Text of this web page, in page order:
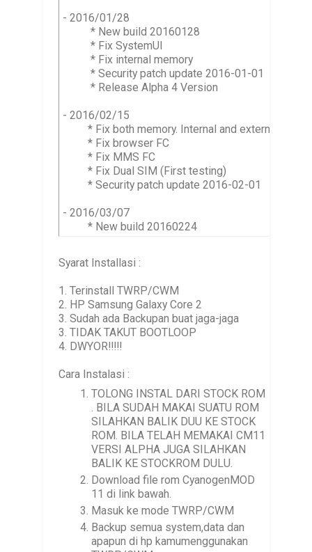
- 2016/01/28
          * New build 20160128
          * Fix SystemUI
          * Fix internal memory
          * Security patch update 2016-01-01
          * Release Alpha 4 Version
- 2016/02/15
         * Fix both memory. Internal and external
         * Fix browser FC
         * Fix MMS FC
         * Fix Dual SIM (First testing)
         * Security patch update 2016-02-01
- 2016/03/07
         * New build 20160224
* Fix Bluetooth 50% . Can turn on but can't to
* Add some features,. System anymations,
IME animations,Scrolling animations,Toast
           Custom recent (Slim ft stock)
         * Fix inbuilt supersu
         * Release Alpha 6 Version
- 2016/04/02
        * New build 20160402
        * Fully fix sound
        * Fully fix bluetooth
        * Fix video playing.
MUST use third apps like
        * Fix microphone
        * Fix sound record
        * Fix both data connections. SIM1 and SIM2
* Exposed compatible (My tester tested
        * Fix MTP both Internal and External
        * Overclock kernel upto 1300 MHz
        * Under clock kernel downto 200 MHz
Syarat Installasi :
1. Terinstall TWRP/CWM
2. HP Samsung Galaxy Core 2
3. Sudah ada Backupan buat jaga-jaga
3. TIDAK TAKUT BOOTLOOP
4. DWYOR!!!!!
Cara Instalasi :
TOLONG INSTAL DARI STOCK ROM
. BILA SUDAH MAKAI SUATU ROM
SILAHKAN BALIK DUU KE STOCK
ROM. BILA TELAH MEMAKAI CM11
VERSI ALPHA JUGA SILAHKAN
BALIK KE STOCKROM DULU.
Download file rom CyanogenMOD
11 di link bawah.
Masuk ke mode TWRP/CWM
Backup semua system,data dan
apapun di hp kamumenggunakan